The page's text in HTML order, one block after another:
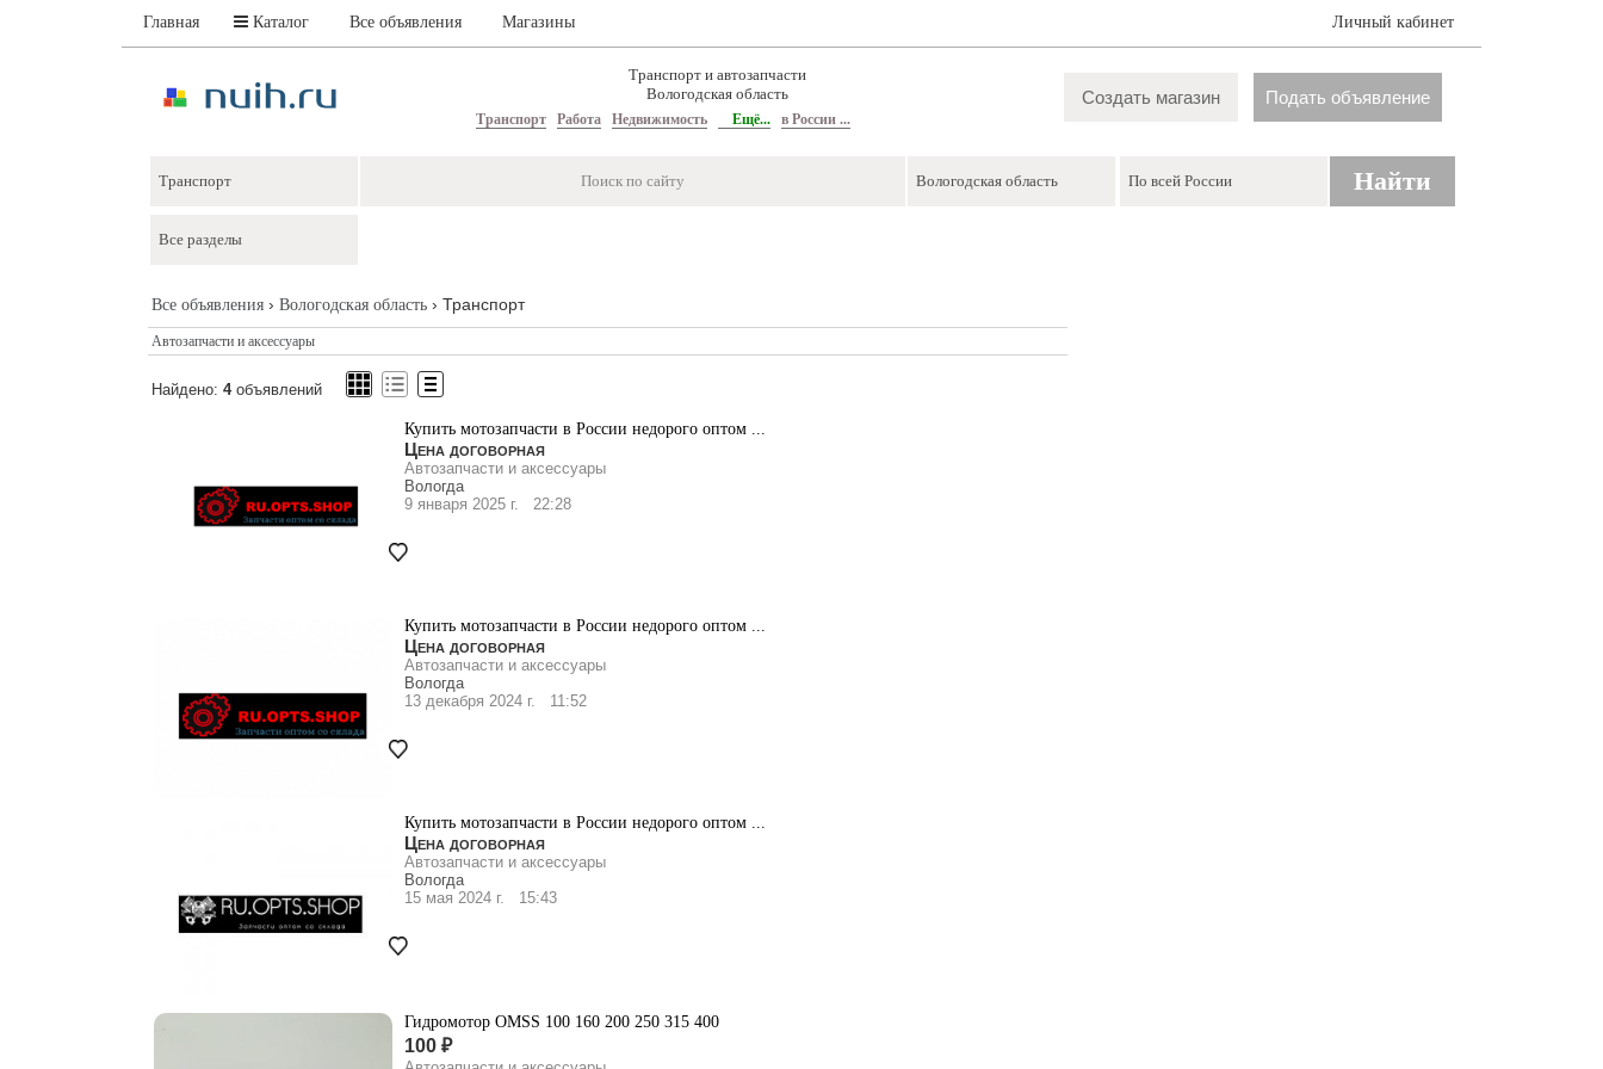
Главная Каталог Все объявления Магазины Личный кабинет
Транспорт и автозапчасти
Вологодская область
Транспорт Работа Недвижимость Ещё... в России ...
Создать магазин Подать объявление
Найти
Все объявления › Вологодская область › Транспорт
Автозапчасти и аксессуары
Найдено: 4объявлений
Купить мотозапчасти в России недорого оптом ...
Цена договорная
Автозапчасти и аксессуары
Вологда
9 января 2025 г. 22:28
Купить мотозапчасти в России недорого оптом ...
Цена договорная
Автозапчасти и аксессуары
Вологда
13 декабря 2024 г. 11:52
Купить мотозапчасти в России недорого оптом ...
Цена договорная
Автозапчасти и аксессуары
Вологда
15 мая 2024 г. 15:43
Гидромотор OMSS 100 160 200 250 315 400
100 ₽